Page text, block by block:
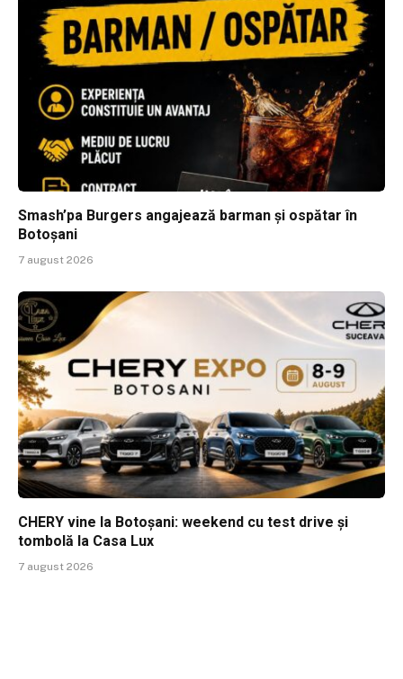
Smash’pa Burgers angajează barman și ospătar în
Botoșani
7 august 2026
CHERY vine la Botoșani: weekend cu test drive și
tombolă la Casa Lux
7 august 2026